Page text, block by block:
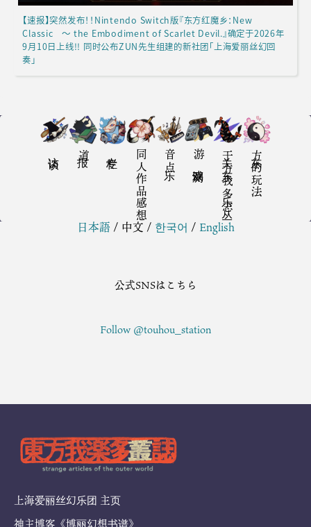
【速报】突然发布！！Nintendo Switch版『东方红魔乡：New
Classic ～ the Embodiment of Scarlet Devil.』确定于2026年
9月10日上线!! 同时公布ZUN先生组建的新社团「上海爱丽丝幻回
奏」
报道 同人作品感想 音乐点 游戏评测 关于东方我乐多丛志 东方的玩法
日本語 / 中文 / 한국어 / English
公式SNSはこちら
Follow @touhou_station
上海爱丽丝幻乐团 主页